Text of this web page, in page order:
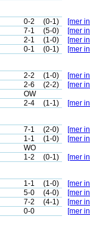
0-2 (0-1)
[mer
7-1 (5-0)
[mer
2-1 (1-0)
[mer
0-1 (0-1) [mer
2-2 (1-0)
[mer
2-6 (2-2)
[mer
OW
2-4 (1-1) [mer
7-1 (2-0)
[mer
1-1 (1-0)
[mer
WO
1-2 (0-1) [mer
1-1 (1-0)
[mer
5-0 (4-0)
[mer
7-2 (4-1)
[mer
0-0 [mer